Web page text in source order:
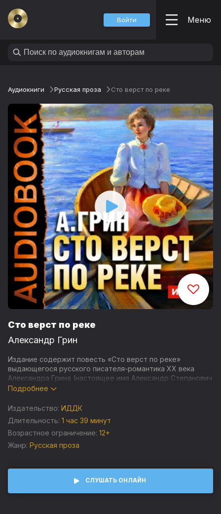
Войти Меню
Аудиокниги Русская проза Сто верст по реке
Сто верст по реке
Александр Грин
Издание содержит повесть «Сто верст по реке»
выдающегося русского писателя-романтика ХХ века
Александра Грина (настоящее имя Александр Степанович
Гриневский [1880—1932]).
Произведение включено в программы
средней школы всех уровней обучения.
Подробнее
Издательство: ИДДК
Длительность: 1 час 39 минут
Возрастное ограничение: 12+
Жанр: Русская проза
СЛУШАТЬ ОНЛАЙН